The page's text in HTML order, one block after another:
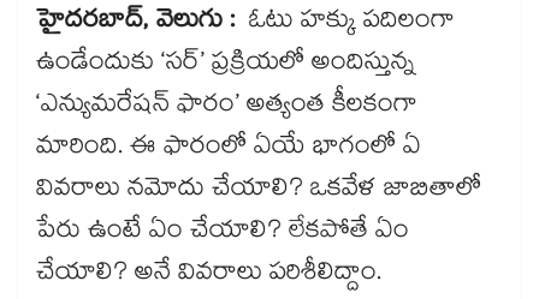
హైదరబాద్, వెలుగు : ఓటు హక్కు పదిలంగా
ఉండేందుకు ‘సర్’​ ప్రక్రియలో అందిస్తున్న
‘ఎన్యుమరేషన్ ఫారం’ అత్యంత కీలకంగా
మారింది. ఈ ఫారంలో ఏయే భాగంలో ఏ
వివరాలు నమోదు చేయాలి? ఒకవేళ జాబితాలో
పేరు ఉంటే ఏం చేయాలి? లేకపోతే ఏం
చేయాలి? అనే వివరాలు పరిశీలిద్దాం.